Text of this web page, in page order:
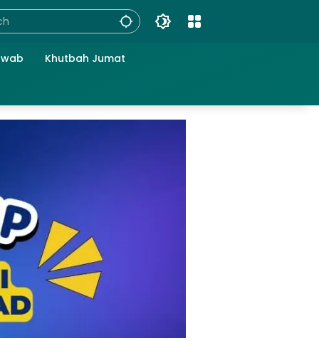
Khutbah Jumat